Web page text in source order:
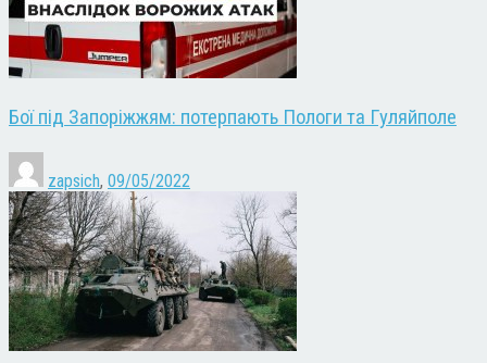
Бої під Запоріжжям: потерпають Пологи та Гуляйполе
zapsich, 09/05/2022